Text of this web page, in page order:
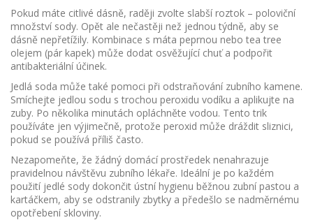
Pokud máte citlivé dásně, raději zvolte slabší roztok – poloviční
množství sody. Opět ale nečastěji než jednou týdně, aby se
dásně nepřetížily. Kombinace s máta peprnou nebo tea tree
olejem (pár kapek) může dodat osvěžující chuť a podpořit
antibakteriální účinek.
Jedlá soda může také pomoci při odstraňování zubního kamene.
Smíchejte jedlou sodu s trochou peroxidu vodíku a aplikujte na
zuby. Po několika minutách opláchněte vodou. Tento trik
používáte jen výjimečně, protože peroxid může dráždit sliznici,
pokud se používá příliš často.
Nezapomeňte, že žádný domácí prostředek nenahrazuje
pravidelnou návštěvu zubního lékaře. Ideální je po každém
použití jedlé sody dokončit ústní hygienu běžnou zubní pastou a
kartáčkem, aby se odstranily zbytky a předešlo se nadměrnému
opotřebení skloviny.